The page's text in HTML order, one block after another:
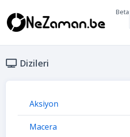
Beta
Dizileri
Aksiyon
Macera